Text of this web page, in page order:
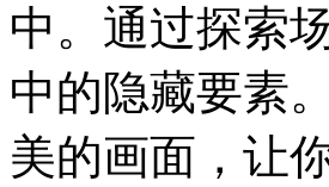
中。通过探索
中的隐藏要素
美的画面，让